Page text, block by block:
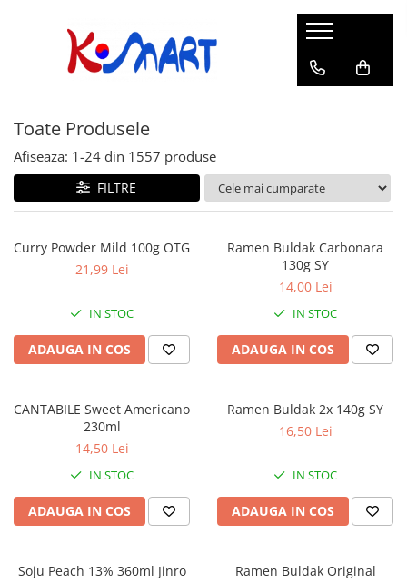
Ramyunㅣ라면
Cupă
Snacksㅣ과자
Crackers
Alge
Gustări Tradiționale
Sosuriㅣ소스
Sos pentru Marinat
Sos Picant
Altele
Gata Preparatㅣ가공식품
Alge
Altele
Garnituri
Kimchi
Ingredienteㅣ재료
Condimente
Făină
Mix
Bază de Supă
K-POPㅣ케이팝
ATEEZ
Black Pink
IU
KEY
Băuturiㅣ음료
Suc
Cafea
Ceai
Clasic
Instant
Perle de Tapioca
Lapte
Deserturiㅣ디저트
Prăjituri
Mochi
Bomboane
Caramele
Guma de mestecat
Migdale
Toate Produsele
Afiseaza: 1-24 din 1557 produse
FILTRE
Curry Powder Mild 100g OTG
21,99 Lei
IN STOC
ADAUGA IN COS
Ramen Buldak Carbonara
130g SY
14,00 Lei
IN STOC
ADAUGA IN COS
CANTABILE Sweet Americano
230ml
14,50 Lei
IN STOC
ADAUGA IN COS
Ramen Buldak 2x 140g SY
16,50 Lei
IN STOC
ADAUGA IN COS
Soju Peach 13% 360ml Jinro
Ramen Buldak Original